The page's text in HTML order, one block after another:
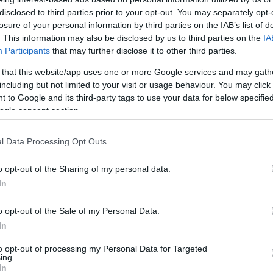
to third parties prior to your opt-out. You may separately
of your personal information by third parties on the IAB’s list of
This information may also be disclosed by us to third parties on the
Participants that may further disclose it to other third parties.
that this website/app uses one or more Google services and may
but not limited to your visit or usage behaviour. You may
to Google and its third-party tags to use your data for below
consent section.
Data Processing Opt Outs
opt-out of the Sharing of my personal data.
opt-out of the Sale of my Personal Data.
opt-out of processing my Personal Data for Targeted
Arkadium's Texas
Hold'em
Arkadium's
Hold'em:
Tournament
offerti da Crossword Giant.